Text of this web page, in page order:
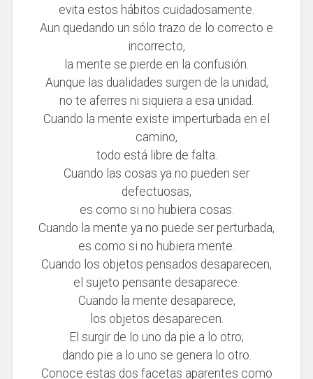
evita estos hábitos cuidadosamente.
Aun quedando un sólo trazo de lo correcto e
incorrecto,
la mente se pierde en la confusión.
Aunque las dualidades surgen de la unidad,
no te aferres ni siquiera a esa unidad.
Cuando la mente existe imperturbada en el
camino,
todo está libre de falta.
Cuando las cosas ya no pueden ser
defectuosas,
es como si no hubiera cosas.
Cuando la mente ya no puede ser perturbada,
es como si no hubiera mente.
Cuando los objetos pensados desaparecen,
el sujeto pensante desaparece.
Cuando la mente desaparece,
los objetos desaparecen.
El surgir de lo uno da pie a lo otro;
dando pie a lo uno se genera lo otro.
Conoce estas dos facetas aparentes como